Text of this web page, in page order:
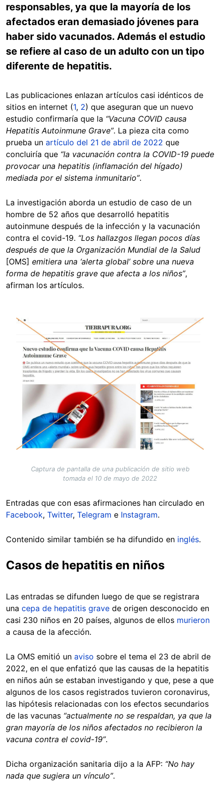
responsables, ya que la mayoría de los
afectados eran demasiado jóvenes para
haber sido vacunados. Además el estudio
se refiere al caso de un adulto con un tipo
diferente de hepatitis.
Las publicaciones enlazan artículos casi idénticos de
sitios en internet (1, 2) que aseguran que un nuevo
estudio confirmaría que la “Vacuna COVID causa
Hepatitis Autoinmune Grave”. La pieza cita como
prueba un artículo del 21 de abril de 2022 que
concluiría que “la vacunación contra la COVID-19 puede
provocar una hepatitis (inflamación del hígado)
mediada por el sistema inmunitario”.
La investigación aborda un estudio de caso de un
hombre de 52 años que desarrolló hepatitis
autoinmune después de la infección y la vacunación
contra el covid-19. “Los hallazgos llegan pocos días
después de que la Organización Mundial de la Salud
[OMS] emitiera una ‘alerta global’ sobre una nueva
forma de hepatitis grave que afecta a los niños”,
afirman los artículos.
Image
Captura de pantalla de una publicación de sitio web
tomada el 10 de mayo de 2022
Entradas que con esas afirmaciones han circulado en
Facebook, Twitter, Telegram e Instagram.
Contenido similar también se ha difundido en inglés.
Casos de hepatitis en niños
Las entradas se difunden luego de que se registrara
una cepa de hepatitis grave de origen desconocido en
casi 230 niños en 20 países, algunos de ellos murieron
a causa de la afección.
La OMS emitió un aviso sobre el tema el 23 de abril de
2022, en el que enfatizó que las causas de la hepatitis
en niños aún se estaban investigando y que, pese a que
algunos de los casos registrados tuvieron coronavirus,
las hipótesis relacionadas con los efectos secundarios
de las vacunas “actualmente no se respaldan, ya que la
gran mayoría de los niños afectados no recibieron la
vacuna contra el covid-19”.
Dicha organización sanitaria dijo a la AFP: “No hay
nada que sugiera un vínculo”.